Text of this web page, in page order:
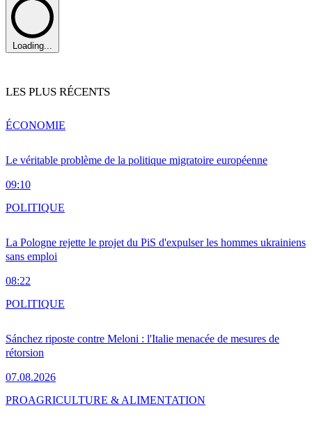
Loading...
LES PLUS RÉCENTS
Le véritable problème de la politique migratoire européenne
09:10
ÉCONOMIE
La Pologne rejette le projet du PiS d'expulser les hommes ukrainiens
sans emploi
08:22
POLITIQUE
Sánchez riposte contre Meloni : l'Italie menacée de mesures de
rétorsion
07.08.2026
POLITIQUE
PROAGRICULTURE & ALIMENTATION